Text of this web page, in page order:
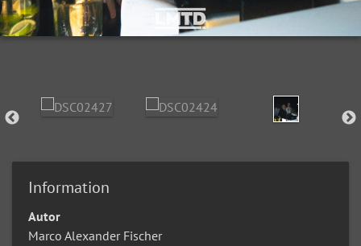
Information
Autor
Marco Alexander Fischer